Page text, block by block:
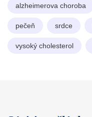
alzheimerova choroba
pečeň srdce
vysoký cholesterol